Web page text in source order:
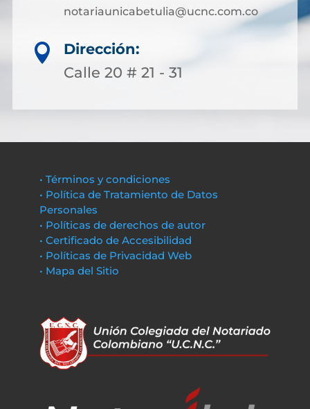
notariaunicabetulia@ucnc.com.co

Dirección:
Calle 20 # 21 - 31
• Términos y condiciones
• Política de Tratamiento de Datos
Personales
• Políticas de derechos de autor
• Certificado de Accesibilidad
• Políticas de Privacidad Web
• Mapa del Sitio